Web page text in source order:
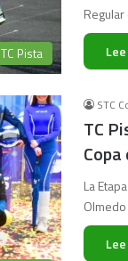
TC Pista
STC
TC
La